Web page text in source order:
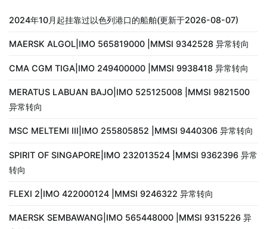
2024年10月起挂靠过以色列港口的船舶(更新于2026-08-07)
MAERSK ALGOL|IMO 565819000 |MMSI 9342528 异常转向
CMA CGM TIGA|IMO 249400000 |MMSI 9938418 异常转向
MERATUS LABUAN BAJO|IMO 525125008 |MMSI 9821500
异常转向
MSC MELTEMI III|IMO 255805852 |MMSI 9440306 异常转向
SPIRIT OF SINGAPORE|IMO 232013524 |MMSI 9362396 异常
转向
FLEXI 2|IMO 422000124 |MMSI 9246322 异常转向
MAERSK SEMBAWANG|IMO 565448000 |MMSI 9315226 异